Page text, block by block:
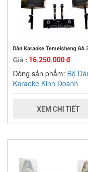
Dàn Karaoke Temeisheng GA
Giá : 16.250.000 đ
Dòng sản phẩm: Bộ
Karaoke Kinh Doanh
XEM CHI TIẾT